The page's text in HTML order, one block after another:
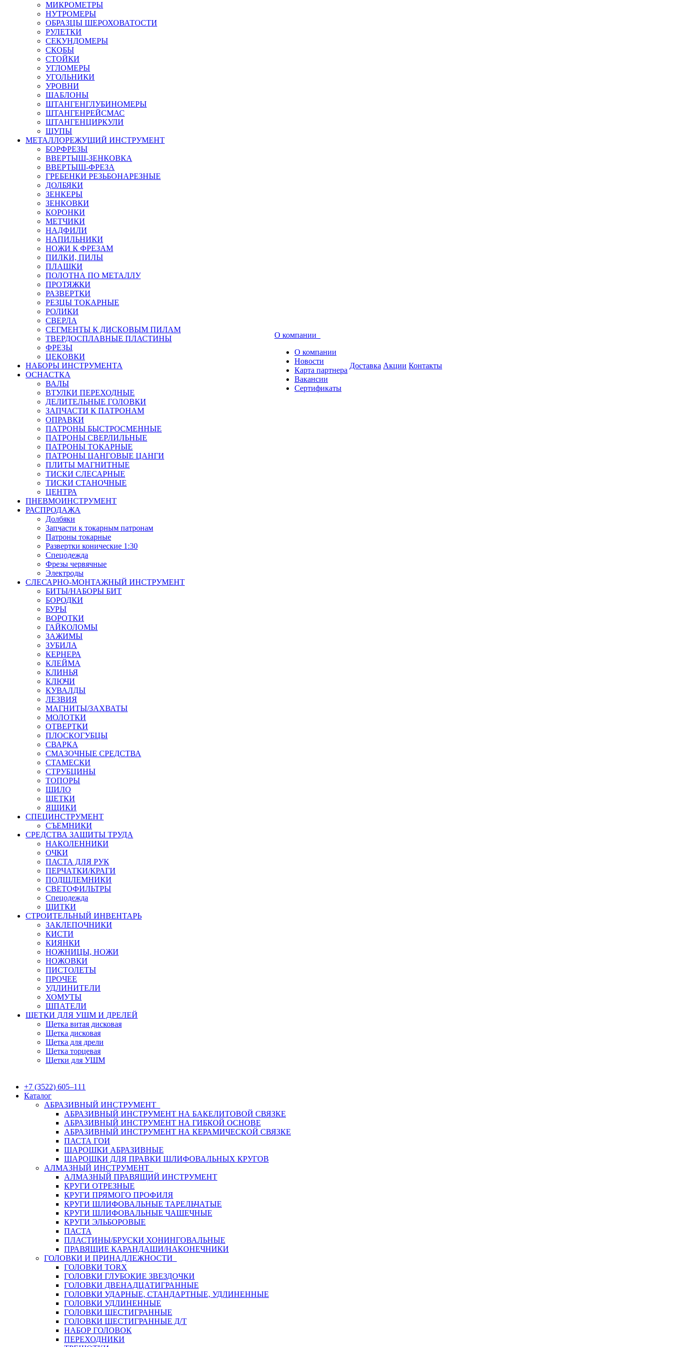
МИКРОМЕТРЫ
НУТРОМЕРЫ
ОБРАЗЦЫ ШЕРОХОВАТОСТИ
РУЛЕТКИ
СЕКУНДОМЕРЫ
СКОБЫ
СТОЙКИ
УГЛОМЕРЫ
УГОЛЬНИКИ
УРОВНИ
ШАБЛОНЫ
ШТАНГЕНГЛУБИНОМЕРЫ
ШТАНГЕНРЕЙСМАС
ШТАНГЕНЦИРКУЛИ
ЩУПЫ
МЕТАЛЛОРЕЖУЩИЙ ИНСТРУМЕНТ
БОРФРЕЗЫ
ВВЕРТЫШ-ЗЕНКОВКА
ВВЕРТЫШ-ФРЕЗА
ГРЕБЕНКИ РЕЗЬБОНАРЕЗНЫЕ
ДОЛБЯКИ
ЗЕНКЕРЫ
ЗЕНКОВКИ
КОРОНКИ
МЕТЧИКИ
НАДФИЛИ
НАПИЛЬНИКИ
НОЖИ К ФРЕЗАМ
ПИЛКИ, ПИЛЫ
ПЛАШКИ
ПОЛОТНА ПО МЕТАЛЛУ
ПРОТЯЖКИ
РАЗВЕРТКИ
РЕЗЦЫ ТОКАРНЫЕ
РОЛИКИ
СВЕРЛА
СЕГМЕНТЫ К ДИСКОВЫМ ПИЛАМ
ТВЕРДОСПЛАВНЫЕ ПЛАСТИНЫ
ФРЕЗЫ
ЦЕКОВКИ
НАБОРЫ ИНСТРУМЕНТА
ОСНАСТКА
ВАЛЫ
ВТУЛКИ ПЕРЕХОДНЫЕ
ДЕЛИТЕЛЬНЫЕ ГОЛОВКИ
ЗАПЧАСТИ К ПАТРОНАМ
ОПРАВКИ
ПАТРОНЫ БЫСТРОСМЕННЫЕ
ПАТРОНЫ СВЕРЛИЛЬНЫЕ
ПАТРОНЫ ТОКАРНЫЕ
ПАТРОНЫ ЦАНГОВЫЕ ЦАНГИ
ПЛИТЫ МАГНИТНЫЕ
ТИСКИ СЛЕСАРНЫЕ
ТИСКИ СТАНОЧНЫЕ
ЦЕНТРА
ПНЕВМОИНСТРУМЕНТ
РАСПРОДАЖА
Долбяки
Запчасти к токарным патронам
Патроны токарные
Развертки конические 1:30
Спецодежда
Фрезы червячные
Электроды
СЛЕСАРНО-МОНТАЖНЫЙ ИНСТРУМЕНТ
БИТЫ/НАБОРЫ БИТ
БОРОДКИ
БУРЫ
ВОРОТКИ
ГАЙКОЛОМЫ
ЗАЖИМЫ
ЗУБИЛА
КЕРНЕРА
КЛЕЙМА
КЛИНЬЯ
КЛЮЧИ
КУВАЛДЫ
ЛЕЗВИЯ
МАГНИТЫ/ЗАХВАТЫ
МОЛОТКИ
ОТВЕРТКИ
ПЛОСКОГУБЦЫ
СВАРКА
СМАЗОЧНЫЕ СРЕДСТВА
СТАМЕСКИ
СТРУБЦИНЫ
ТОПОРЫ
ШИЛО
ЩЕТКИ
ЯЩИКИ
СПЕЦИНСТРУМЕНТ
СЪЕМНИКИ
СРЕДСТВА ЗАЩИТЫ ТРУДА
НАКОЛЕННИКИ
ОЧКИ
ПАСТА ДЛЯ РУК
ПЕРЧАТКИ/КРАГИ
ПОДШЛЕМНИКИ
СВЕТОФИЛЬТРЫ
Спецодежда
ЩИТКИ
СТРОИТЕЛЬНЫЙ ИНВЕНТАРЬ
ЗАКЛЕПОЧНИКИ
КИСТИ
КИЯНКИ
НОЖНИЦЫ, НОЖИ
НОЖОВКИ
ПИСТОЛЕТЫ
ПРОЧЕЕ
УДЛИНИТЕЛИ
ХОМУТЫ
ШПАТЕЛИ
ЩЕТКИ ДЛЯ УШМ И ДРЕЛЕЙ
Щетка витая дисковая
Щетка дисковая
Щетка для дрели
Щетка торцевая
Щетки для УШМ
О компании
О компании
Новости
Карта партнера
Вакансии
Сертификаты
Доставка Акции Контакты
+7 (3522) 605‒111
Каталог
АБРАЗИВНЫЙ ИНСТРУМЕНТ
АБРАЗИВНЫЙ ИНСТРУМЕНТ НА БАКЕЛИТОВОЙ СВЯЗКЕ
АБРАЗИВНЫЙ ИНСТРУМЕНТ НА ГИБКОЙ ОСНОВЕ
АБРАЗИВНЫЙ ИНСТРУМЕНТ НА КЕРАМИЧЕСКОЙ СВЯЗКЕ
ПАСТА ГОИ
ШАРОШКИ АБРАЗИВНЫЕ
ШАРОШКИ ДЛЯ ПРАВКИ ШЛИФОВАЛЬНЫХ КРУГОВ
АЛМАЗНЫЙ ИНСТРУМЕНТ
АЛМАЗНЫЙ ПРАВЯЩИЙ ИНСТРУМЕНТ
КРУГИ ОТРЕЗНЫЕ
КРУГИ ПРЯМОГО ПРОФИЛЯ
КРУГИ ШЛИФОВАЛЬНЫЕ ТАРЕЛЬЧАТЫЕ
КРУГИ ШЛИФОВАЛЬНЫЕ ЧАШЕЧНЫЕ
КРУГИ ЭЛЬБОРОВЫЕ
ПАСТА
ПЛАСТИНЫ/БРУСКИ ХОНИНГОВАЛЬНЫЕ
ПРАВЯЩИЕ КАРАНДАШИ/НАКОНЕЧНИКИ
ГОЛОВКИ И ПРИНАДЛЕЖНОСТИ
ГОЛОВКИ TORX
ГОЛОВКИ ГЛУБОКИЕ ЗВЕЗДОЧКИ
ГОЛОВКИ ДВЕНАДЦАТИГРАННЫЕ
ГОЛОВКИ УДАРНЫЕ, СТАНДАРТНЫЕ, УДЛИНЕННЫЕ
ГОЛОВКИ УДЛИНЕННЫЕ
ГОЛОВКИ ШЕСТИГРАННЫЕ
ГОЛОВКИ ШЕСТИГРАННЫЕ Д/Т
НАБОР ГОЛОВОК
ПЕРЕХОДНИКИ